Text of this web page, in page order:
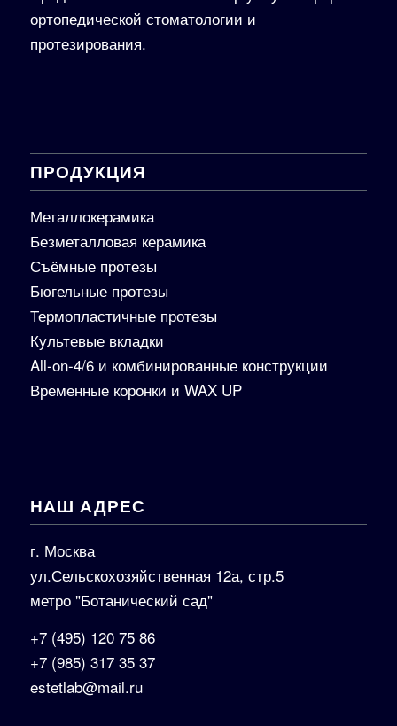
ортопедической стоматологии и
протезирования.
ПРОДУКЦИЯ
Металлокерамика
Безметалловая керамика
Съёмные протезы
Бюгельные протезы
Термопластичные протезы
Культевые вкладки
All-on-4/6 и комбинированные конструкции
Временные коронки и WAX UP
НАШ АДРЕС
г. Москва
ул.Сельскохозяйственная 12а, стр.5
метро "Ботанический сад"
+7 (495) 120 75 86
+7 (985) 317 35 37
estetlab@mail.ru